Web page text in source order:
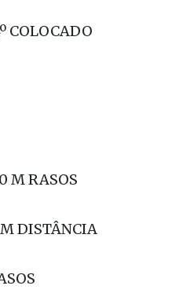
- PRATA
M RASOS
DISTÂNCIA